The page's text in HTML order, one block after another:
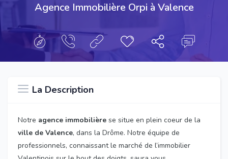
Agence Immobilière Orpi à Valence
La Description
Notre agence immobilière se situe en plein coeur de la
ville de Valence, dans la Drôme. Notre équipe de
professionnels, connaissant le marché de l’immobilier